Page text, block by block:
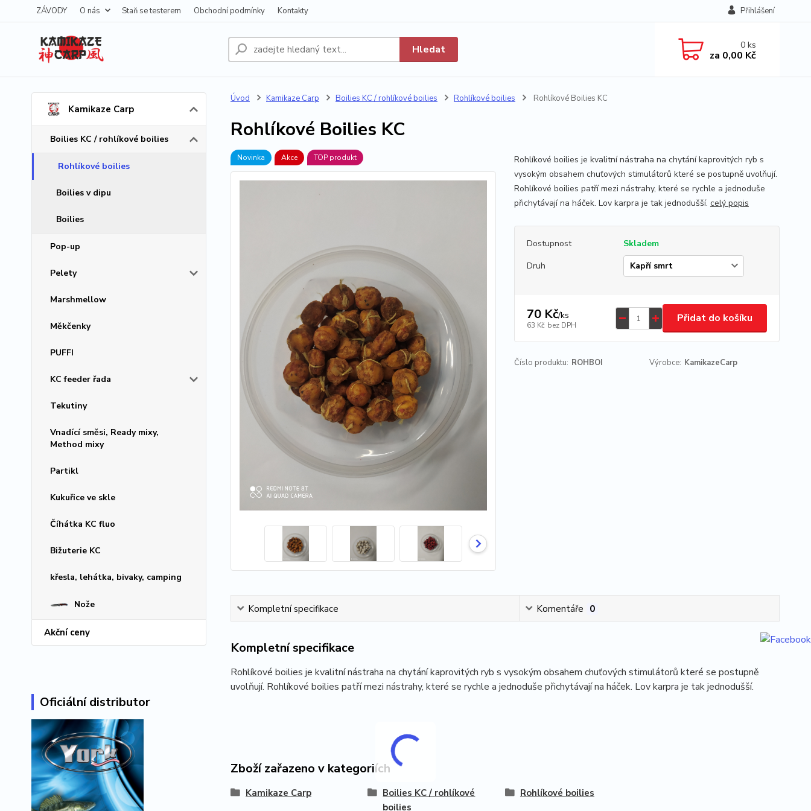
ZÁVODY O nás Staň se testerem Obchodní podmínky Kontakty Přihlášení
Hledat 0ks
za 0,00 Kč
Kamikaze Carp
Boilies KC / rohlíkové boilies
Rohlíkové boilies
Boilies v dipu
Boilies
Pop-up
Pelety
Marshmellow
Měkčenky
PUFFI
KC feeder řada
Tekutiny
Vnadící směsi, Ready mixy,
Method mixy
Partikl
Kukuřice ve skle
Číhátka KC fluo
Bižuterie KC
křesla, lehátka, bivaky, camping
Nože
Akční ceny
Oficiální distributor
Úvod Kamikaze Carp Boilies KC / rohlíkové boilies Rohlíkové boilies Rohlíkové Boilies KC
Rohlíkové Boilies KC
Novinka Akce TOP produkt
Rohlíkové boilies je kvalitní nástraha na chytání kaprovitých ryb s
vysokým obsahem chuťových stimulátorů které se postupně uvolňují.
Rohlíkové boilies patří mezi nástrahy, které se rychle a jednoduše
přichytávají na háček. Lov karpra je tak jednodušší. celý popis
Dostupnost
Skladem
Druh
70 Kč/ks
63 Kč bez DPH
Přidat do košíku
Číslo produktu: ROHBOI Výrobce: KamikazeCarp
Kompletní specifikace Komentáře 0
Kompletní specifikace
Rohlíkové boilies je kvalitní nástraha na chytání kaprovitých ryb s vysokým obsahem chuťových stimulátorů které se postupně
uvolňují. Rohlíkové boilies patří mezi nástrahy, které se rychle a jednoduše přichytávají na háček. Lov karpra je tak jednodušší.
Zboží zařazeno v kategoriích
Kamikaze Carp
Boilies KC / rohlíkové
boilies
Rohlíkové boilies